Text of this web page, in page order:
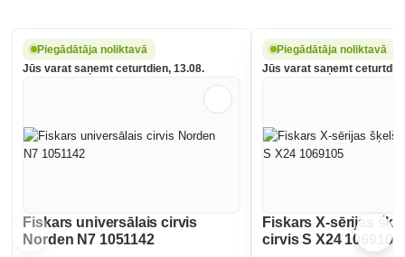
Piegādātāja noliktavā
Jūs varat saņemt ceturtdien, 13.08.
Fiskars universālais cirvis
Norden N7 1051142
Piegādātāja noliktavā
Jūs varat saņemt
Fiskars X-sērijas
cirvis S X24 1069105